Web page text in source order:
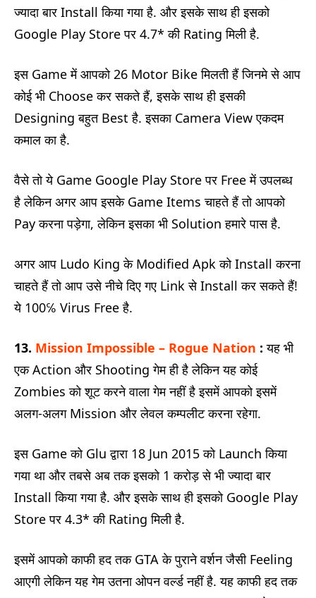
ज्यादा बार Install किया गया है. और इसके साथ ही इसको
Google Play Store पर 4.7* की Rating मिली है.
इस Game में आपको 26 Motor Bike मिलती हैं जिनमे से आप
कोई भी Choose कर सकते हैं, इसके साथ ही इसकी
Designing बहुत Best है. इसका Camera View एकदम
कमाल का है.
वैसे तो ये Game Google Play Store पर Free में उपलब्ध
है लेकिन अगर आप इसके Game Items चाहते हैं तो आपको
Pay करना पड़ेगा, लेकिन इसका भी Solution हमारे पास है.
अगर आप Ludo King के Modified Apk को Install करना
चाहते हैं तो आप उसे नीचे दिए गए Link से Install कर सकते हैं!
ये 100℅ Virus Free है.
13. Mission Impossible – Rogue Nation : यह भी
एक Action और Shooting गेम ही है लेकिन यह कोई
Zombies को शूट करने वाला गेम नहीं है इसमें आपको इसमें
अलग-अलग Mission और लेवल कम्पलीट करना रहेगा.
इस Game को Glu द्वारा 18 Jun 2015 को Launch किया
गया था और तबसे अब तक इसको 1 करोड़ से भी ज्यादा बार
Install किया गया है. और इसके साथ ही इसको Google Play
Store पर 4.3* की Rating मिली है.
इसमें आपको काफी हद तक GTA के पुराने वर्शन जैसी Feeling
आएगी लेकिन यह गेम उतना ओपन वर्ल्ड नहीं है. यह काफी हद तक